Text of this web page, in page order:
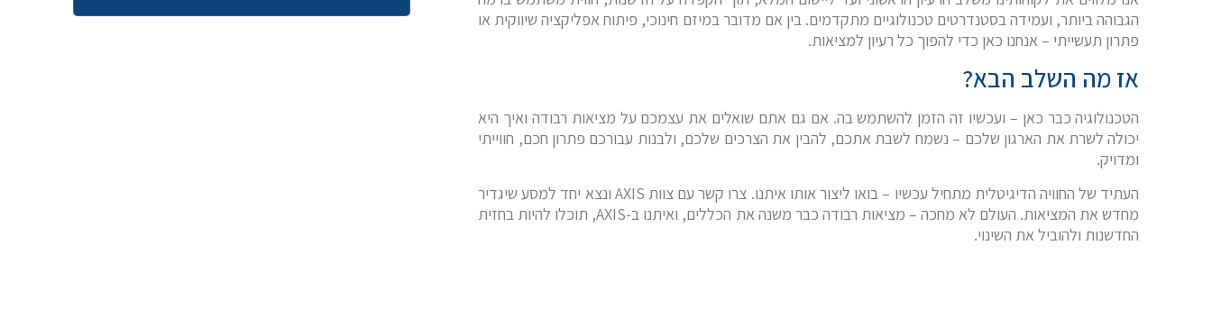
הגבוהה ביותר, ועמידה בסטנדרטים טכנולוגיים מתקדמים. בין אם מדובר במיזם חינוכי, פיתוח אפליקציה שיווקית או
פתרון תעשייתי – אנחנו כאן כדי להפוך כל רעיון למציאות.
אז מה השלב הבא?
הטכנולוגיה כבר כאן – ועכשיו זה הזמן להשתמש בה. אם גם אתם שואלים את עצמכם על מציאות רבודה ואיך היא
יכולה לשרת את הארגון שלכם – נשמח לשבת אתכם, להבין את הצרכים שלכם, ולבנות עבורכם פתרון חכם, חווייתי
ומדויק.
העתיד של החוויה הדיגיטלית מתחיל עכשיו – בואו ליצור אותו איתנו. צרו קשר עם צוות AXIS ונצא יחד למסע שיגדיר
מחדש את המציאות. העולם לא מחכה – מציאות רבודה כבר משנה את הכללים, ואיתנו ב-AXIS, תוכלו להיות בחזית
החדשנות ולהוביל את השינוי.